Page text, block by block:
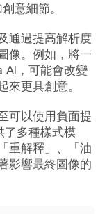
意細節。
通過提高解析度
像。例如，將一
AI，可能會改變
來更具創意。
可以使用負面提
了多種樣式模
重解釋」、「油
影響最終圖像的